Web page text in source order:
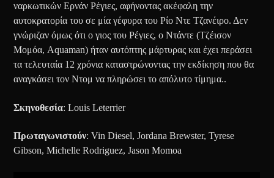
ναρκωτικών Eρνάν Ρέγιες, αφήνοντας ακέφαλη την
αυτοκρατορία του σε μία γέφυρα του Ρίο Ντε Τζανέιρο. Δεν
γνώριζαν όμως ότι ο γιος του Ρέγιες, ο Ντάντε (Τζέισον
Μομόα, Aquaman) ήταν αυτόπτης μάρτυρας και έχει περάσει
τα τελευταία 12 χρόνια καταστρώνοντας την εκδίκηση που θα
αναγκάσει τον Ντομ να πληρώσει το απόλυτο τίμημα..
Σκηνοθεσία: Louis Leterrier
Πρωταγωνιστούν: Vin Diesel, Jordana Brewster, Tyrese
Gibson, Michelle Rodriguez, Jason Momoa